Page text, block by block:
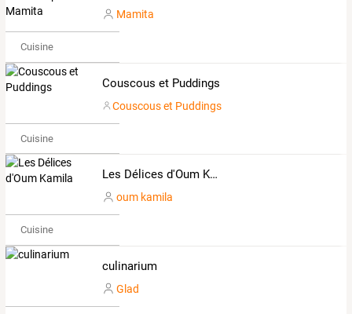
Mamita
Cuisine
Couscous et Puddings
Couscous et Puddings
Cuisine
Les Délices d'Oum Kamila
oum kamila
Cuisine
culinarium
Glad